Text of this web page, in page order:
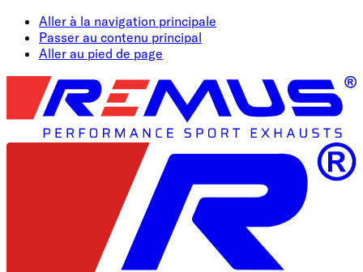
Aller à la navigation principale
Passer au contenu principal
Aller au pied de page